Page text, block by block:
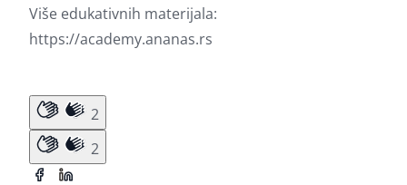
Više edukativnih materijala:
https://academy.ananas.rs
2
2